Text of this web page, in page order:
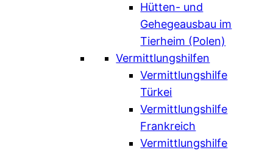
Hütten- und
Gehegeausbau im
Tierheim (Polen)
Vermittlungshilfen
Vermittlungshilfe
Türkei
Vermittlungshilfe
Frankreich
Vermittlungshilfe